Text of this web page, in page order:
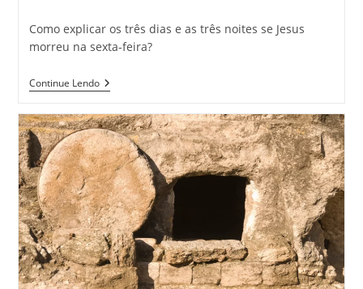
Como explicar os três dias e as três noites se Jesus
morreu na sexta-feira?
Continue Lendo